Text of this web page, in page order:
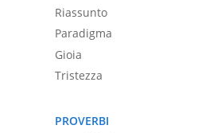
Riassunto
Paradigma
Gioia
Tristezza
PROVERBI